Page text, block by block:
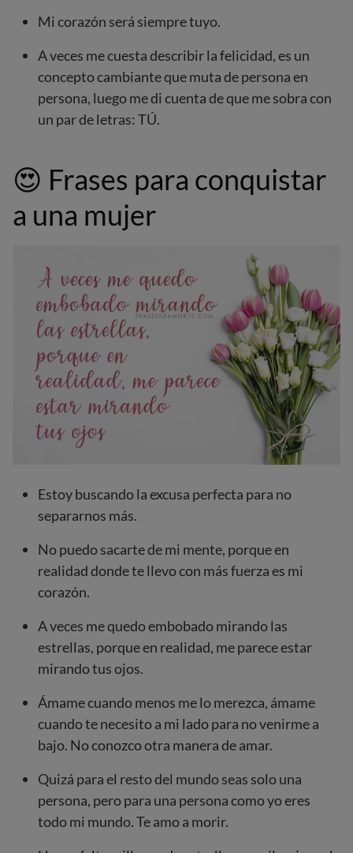
Mi corazón será siempre tuyo.
A veces me cuesta describir la felicidad, es un
concepto cambiante que muta de persona en
persona, luego me di cuenta de que me sobra con
un par de letras: TÚ.
😍 Frases para conquistar
a una mujer
Estoy buscando la excusa perfecta para no
separarnos más.
No puedo sacarte de mi mente, porque en
realidad donde te llevo con más fuerza es mi
corazón.
A veces me quedo embobado mirando las
estrellas, porque en realidad, me parece estar
mirando tus ojos.
Ámame cuando menos me lo merezca, ámame
cuando te necesito a mi lado para no venirme a
bajo. No conozco otra manera de amar.
Quizá para el resto del mundo seas solo una
persona, pero para una persona como yo eres
todo mi mundo. Te amo a morir.